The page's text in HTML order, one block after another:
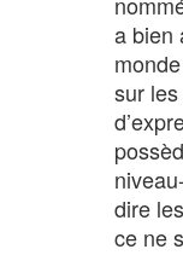
a bien
sur
dire
ce ne